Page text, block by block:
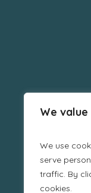
We
We use
serve
traffic. By
cookies.